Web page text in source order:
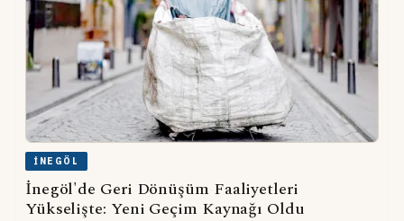
İNEGÖL
İnegöl'de Geri Dönüşüm Faaliyetleri
Yükselişte: Yeni Geçim Kaynağı Oldu